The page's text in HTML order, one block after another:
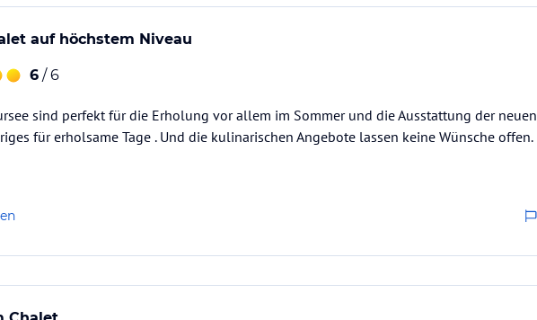
oder serviert im Restaurant Genusswerk
auf höchstem Niveau
6 / 6
sind perfekt für die Erholung vor allem im Sommer und die Ausstattung der neuen
für erholsame Tage . Und die kulinarischen Angebote lassen keine Wünsche offen.